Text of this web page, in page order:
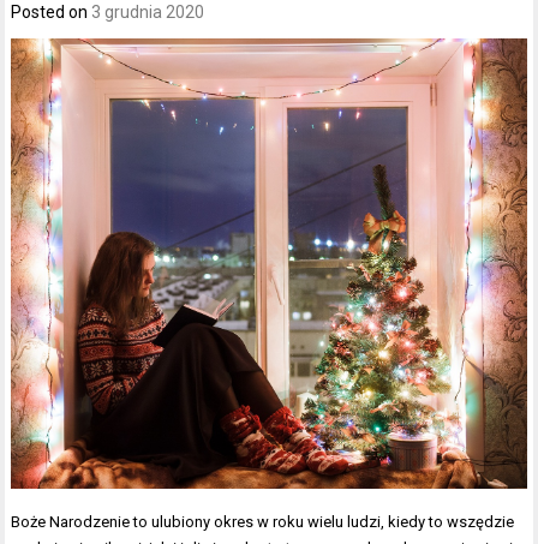
Posted on 3 grudnia 2020
Boże Narodzenie to ulubiony okres w roku wielu ludzi, kiedy to wszędzie